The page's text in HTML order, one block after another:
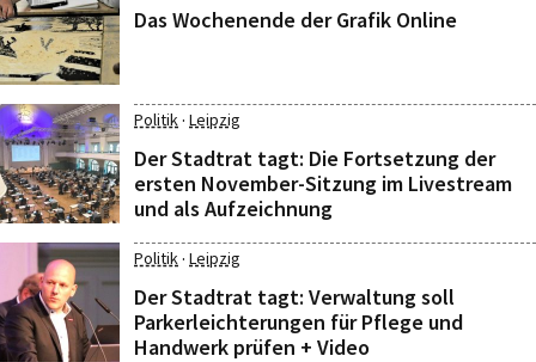
Das Wochenende der Grafik Online
Politik· Leipzig
Der Stadtrat tagt: Die Fortsetzung der
ersten November-Sitzung im Livestream
und als Aufzeichnung
Politik· Leipzig
Der Stadtrat tagt: Verwaltung soll
Parkerleichterungen für Pflege und
Handwerk prüfen + Video